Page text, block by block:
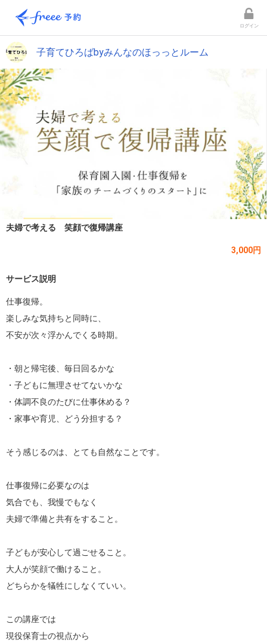
ログイン
子育てひろばbyみんなのほっっとルーム
夫婦で考える 笑顔で復帰講座
3,000円
サービス説明
仕事復帰。
楽しみな気持ちと同時に、
不安が次々浮かんでくる時期。
・朝と帰宅後、毎日回るかな
・子どもに無理させてないかな
・体調不良のたびに仕事休める？
・家事や育児、どう分担する？
そう感じるのは、とても自然なことです。
仕事復帰に必要なのは
気合でも、我慢でもなく
夫婦で準備と共有をすること。
子どもが安心して過ごせること。
大人が笑顔で働けること。
どちらかを犠牲にしなくていい。
この講座では
現役保育士の視点から